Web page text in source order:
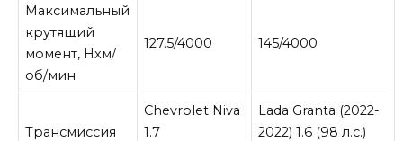
Максимальный
крутящий
момент, Нхм/
об/мин
127.5/4000 145/4000
Трансмиссия
Chevrolet Niva
1.7
Lada Granta (2022-
2022) 1.6 (98 л.с.)